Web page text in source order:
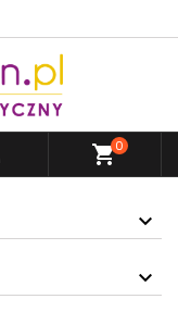
shopping_cart0